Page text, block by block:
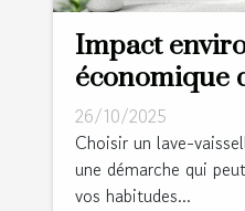
Impact
économique
lave-vaisselle
responsable
26/10/2025
Choisir un lave-
une démarche qui
vos habitudes...